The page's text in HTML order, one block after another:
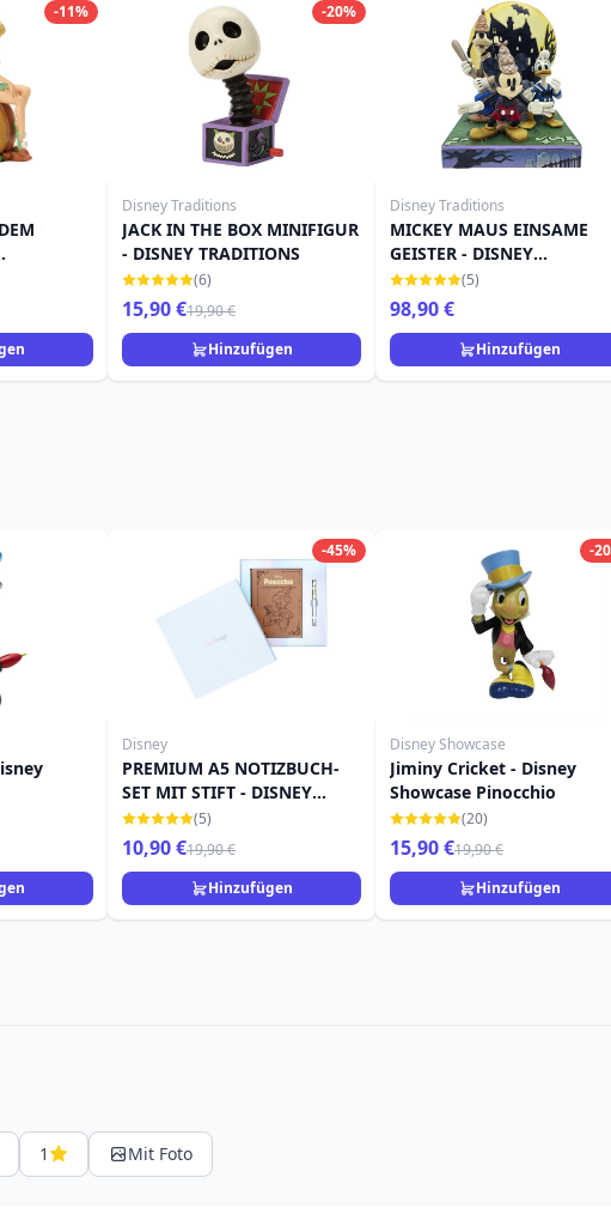
-11% -20%
Disney Traditions
JACK IN THE BOX MINIFIGUR
- DISNEY TRADITIONS
(6)
15,90 €19,90 €
Hinzufügen
Disney Traditions
MICKEY MAUS EINSAME
GEISTER - DISNEY
TRADITIONS
(5)
98,90 €
Hinzufügen
-45%
Disney
PREMIUM A5 NOTIZBUCH-
SET MIT STIFT - DISNEY
PINOCCHIO
(5)
10,90 €19,90 €
Hinzufügen
-
Disney Showcase
Jiminy Cricket - Disney
Showcase Pinocchio
(20)
15,90 €19,90 €
Hinzufügen
1 Mit Foto